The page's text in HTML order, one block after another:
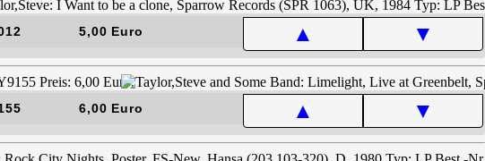
5,00 Euro ▲ ▼
6,00 Euro ▲ ▼